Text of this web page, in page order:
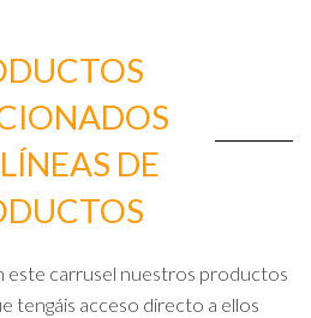
DE
este carrusel nuestros productos
tengáis acceso directo a ellos